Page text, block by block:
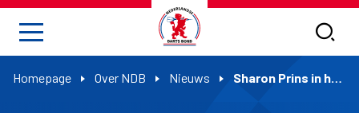
Homepage Over NDB Nieuws Sharon Prins in halve finale!